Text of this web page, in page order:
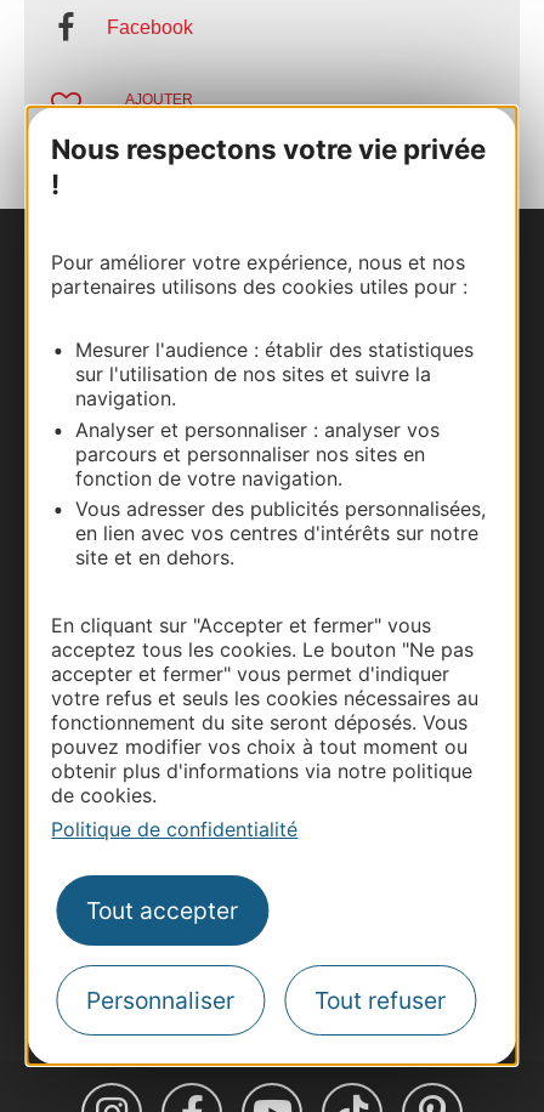
Nous respectons votre vie privée
!
Pour améliorer votre expérience, nous et nos
partenaires utilisons des cookies utiles pour :
Mesurer l'audience : établir des statistiques
sur l'utilisation de nos sites et suivre la
navigation.
Analyser et personnaliser : analyser vos
parcours et personnaliser nos sites en
fonction de votre navigation.
Vous adresser des publicités personnalisées,
en lien avec vos centres d'intérêts sur notre
site et en dehors.
En cliquant sur "Accepter et fermer" vous
acceptez tous les cookies. Le bouton "Ne pas
accepter et fermer" vous permet d'indiquer
votre refus et seuls les cookies nécessaires au
fonctionnement du site seront déposés. Vous
pouvez modifier vos choix à tout moment ou
obtenir plus d'informations via notre politique
de cookies.
Politique de confidentialité
Tout accepter
Personnaliser Tout refuser
Facebook
AJOUTER
Nous contacter
Documentation
Thermalisme
Business/Mice
Pros d'Occitanie
Site presse et d'influence
Voyagistes
Inscrivez-vous à la lettre d'information
Destination Occitanie pour recevoir des
suggestions de séjours, de visites et de sorties.
Je m'abonne